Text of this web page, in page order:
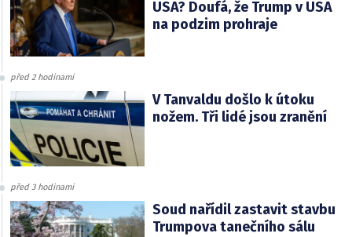
USA? Doufá, že Trump v USA
na podzim prohraje
před 2 hodinami
V Tanvaldu došlo k útoku
nožem. Tři lidé jsou zranění
před 3 hodinami
Soud nařídil zastavit stavbu
Trumpova tanečního sálu